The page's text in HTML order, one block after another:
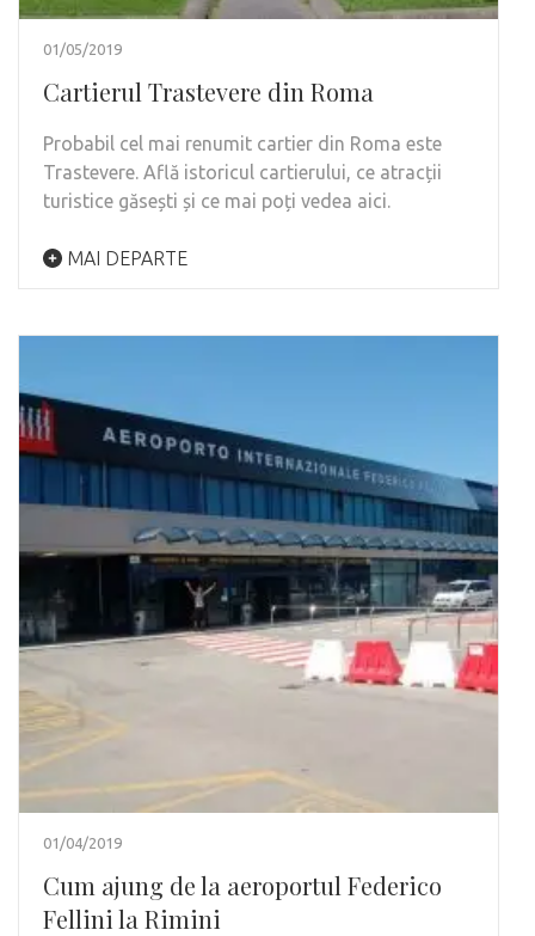
01/05/2019
Cartierul Trastevere din Roma
Probabil cel mai renumit cartier din Roma este
Trastevere. Află istoricul cartierului, ce atracții
turistice găsești și ce mai poți vedea aici.
MAI DEPARTE
01/04/2019
Cum ajung de la aeroportul Federico
Fellini la Rimini